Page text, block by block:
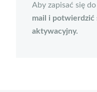
Aby zapisać się
mail i
aktywacyjny.